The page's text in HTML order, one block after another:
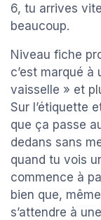
6, tu arrives
beaucoup.
Niveau fiche
c’est marqué
vaisselle » et
Sur l’étiquette
que ça passe
dedans sans
quand tu vois
commence à
bien que,
s’attendre à